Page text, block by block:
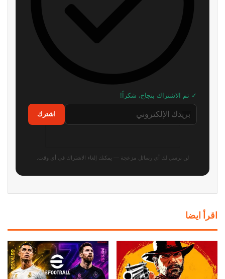
✓ تم الاشتراك بنجاح، شكراً!
اشترك
لن نرسل لك أي رسائل مزعجة — يمكنك إلغاء الاشتراك في أي وقت.
اقرأ ايضا